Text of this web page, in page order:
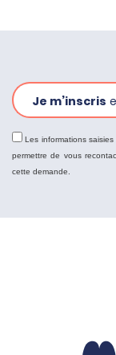
Je m’inscris
Les informations
permettre de vous
cette demande.